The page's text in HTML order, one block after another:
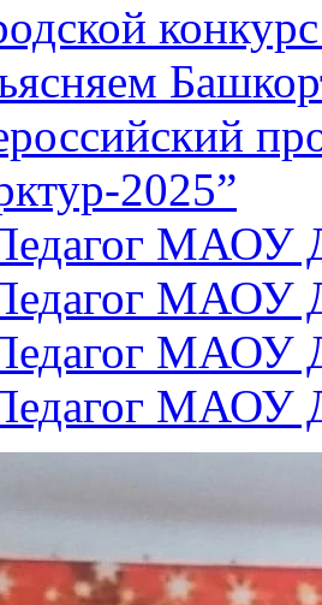
2025”
МАОУ
МАОУ
МАОУ
МАОУ